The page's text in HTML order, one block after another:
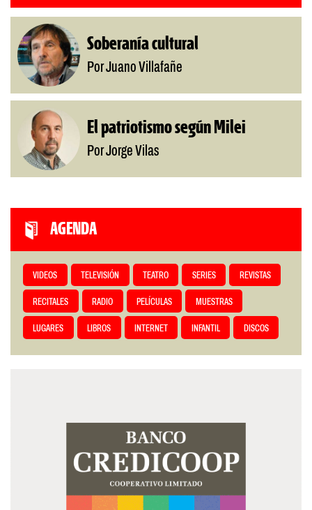
Soberanía cultural
Por Juano Villafañe
El patriotismo según Milei
Por Jorge Vilas
AGENDA
VIDEOS TELEVISIÓN TEATRO SERIES REVISTAS
RECITALES RADIO PELÍCULAS MUESTRAS
LUGARES LIBROS INTERNET INFANTIL DISCOS